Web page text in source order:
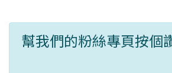
幫我們的粉絲專頁按個